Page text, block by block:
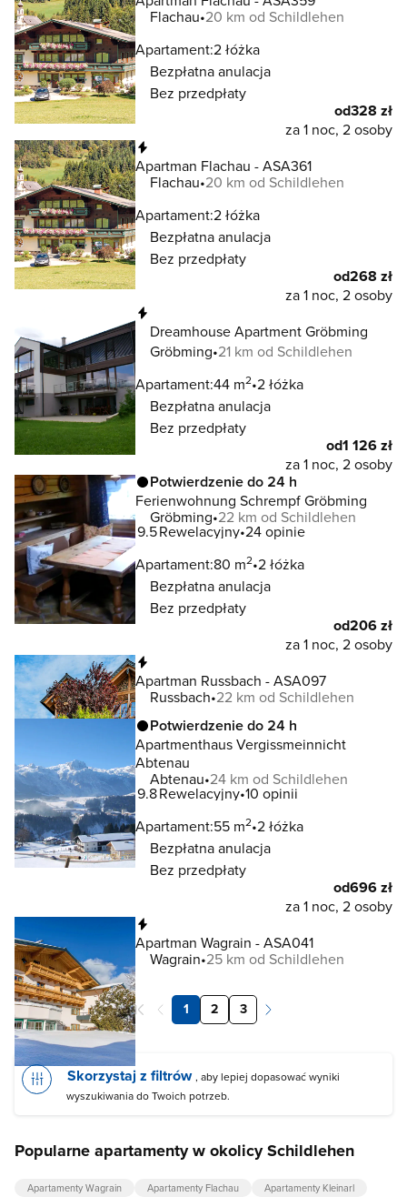
Flachau 20 km od Schildlehen
Apartament:2 łóżka
Bezpłatna anulacja
Bez przedpłaty
od328 zł
za 1 noc, 2 osoby
Apartman Flachau - ASA361
Flachau 20 km od Schildlehen
Apartament:2 łóżka
Bezpłatna anulacja
Bez przedpłaty
od268 zł
za 1 noc, 2 osoby
Dreamhouse Apartment Gröbming
Gröbming 21 km od Schildlehen
Apartament:44 m2 2 łóżka
Bezpłatna anulacja
Bez przedpłaty
od1 126 zł
za 1 noc, 2 osoby
Potwierdzenie do 24 h
Ferienwohnung Schrempf Gröbming
Gröbming 22 km od Schildlehen
9.5Rewelacyjny 24 opinie
Apartament:80 m2 2 łóżka
Bezpłatna anulacja
Bez przedpłaty
od206 zł
za 1 noc, 2 osoby
Apartman Russbach - ASA097
Russbach 22 km od Schildlehen
Potwierdzenie do 24 h
Apartmenthaus Vergissmeinnicht
Abtenau
Abtenau 24 km od Schildlehen
9.8Rewelacyjny 10 opinii
Apartament:55 m2 2 łóżka
Bezpłatna anulacja
Bez przedpłaty
od696 zł
za 1 noc, 2 osoby
Apartman Wagrain - ASA041
Wagrain 25 km od Schildlehen
1 2 3
Skorzystaj z filtrów , aby lepiej dopasować wyniki
wyszukiwania do Twoich potrzeb.
Popularne apartamenty w okolicy Schildlehen
Apartamenty Wagrain Apartamenty Flachau
Apartamenty Kleinarl